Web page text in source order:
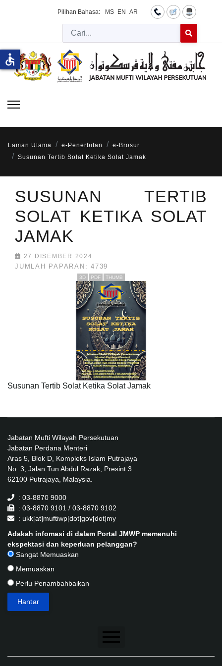
Pilihan Bahasa: MS EN AR
Cari
Laman Utama e-Penerbitan
e-Brosur
Susunan Tertib Solat Ketika Solat Jamak
SUSUNAN TERTIB
SOLAT KETIKA SOLAT
JAMAK
27 DISEMBER 2024
JUMLAH PAPARAN: 4739
3D PDF THUMB
Susunan Tertib Solat Ketika Solat Jamak
Jabatan Mufti Wilayah Persekutuan
Jabatan Perdana Menteri
Aras 5, Blok D, Kompleks Islam Putrajaya
No. 3, Jalan Tun Abdul Razak, Presint 3
62100 Putrajaya, Malaysia.
: 03-8870 9000
: 03-8870 9101 / 03-8870 9102
: ukk[at]muftiwp[dot]gov[dot]my
Adakah infomasi di dalam Portal JMWP memenuhi
ekspektasi dan keperluan pelanggan?
Sangat Memuaskan
Memuaskan
Perlu Penambahbaikan
Penafian
accessible